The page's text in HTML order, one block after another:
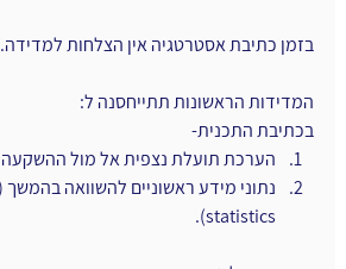
בזמן כתיבת אסטרטגיה אין הצלחות למדידה.
המדידות הראשונות תתייחסנה ל:
בכתיבת התכנית-
הערכת תועלת נצפית אל מול ההשקעה
statistics).